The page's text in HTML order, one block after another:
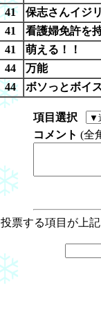
41 保志さんイジリ
41
看護婦免許を
41
萌える！！
44
万能
44
ボソっとボイ
項目選択
コメント (全
投票する項目が上